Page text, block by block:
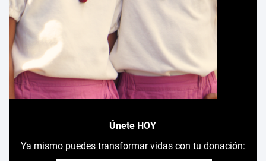
Únete HOY
Ya mismo puedes transformar vidas con tu donación: